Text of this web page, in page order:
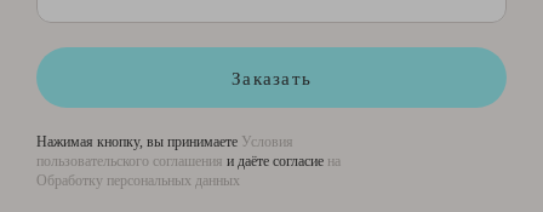
Заказать
Нажимая кнопку, вы принимаете Условия
пользовательского соглашения и даёте согласие на
Обработку персональных данных